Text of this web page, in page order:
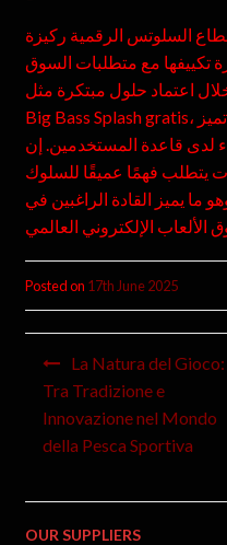
السلوتس الرقمية ركيزة
تكييفها مع متطلبات السوق
اعتماد حلول مبتكرة مثل
Big Bass Splash gratis، يمكن للمسوقين أن يضمنوا تحقيق تميز
لدى قاعدة المستخدمين. إن
يتطلب فهمًا عميقًا للسلوك
ما يميز القادة الراغبين في
Posted on 17th June 2025
La Natura del Gioco:
Tra Tradizione e
Innovazione nel Mondo
della Pesca Sportiva
OUR SUPPLIERS